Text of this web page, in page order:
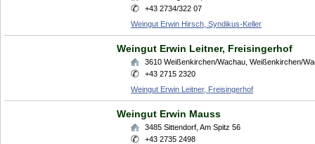
+43 2734/322 07
Weingut Erwin Hirsch, Syndikus-Keller
Weingut Erwin Leitner, Freisingerhof
3610 Weißenkirchen/Wachau Weißenkirchen/
+43 2715 2320
Weingut Erwin Leitner, Freisingerhof
Weingut Erwin Mauss
3485 Sittendorf Am Spitz 56
+43 2735 2498